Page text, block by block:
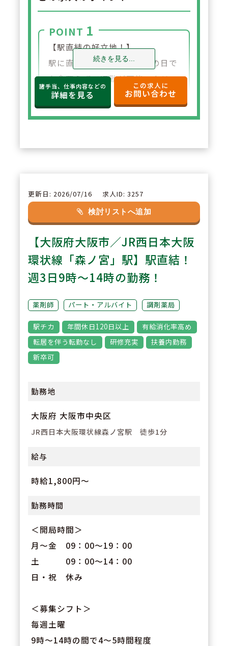
POINT 1
【駅直結の好立地！】
駅に直結しているので、雨の日で
も傘要らずで通勤が可能。クリニ
ック5診からの処方箋を中心に幅
広い処方を経験することも可能で
心して働ける環境。】
電子薬歴、軟膏練り機、全自動分
割分包機（2円盤型）、監査シス
テム、薬袋発行機、２次元処方箋
入力などの設備導入あり。薬剤師
が安心して働ける環境作りも推進
POINT3
福利厚生や職場環境の充実に力を
いれております。通勤1時間以上
ん。また有給休暇が取得しやすく
ランスが取りやすいです。
続きを見る...
諸手当、仕事内容などの
詳細を見る
この求人に
お問い合わせ
更新日: 2026/07/16 求人ID: 3257
検討リストへ追加
【大阪府大阪市／JR西日本大阪
環状線「森ノ宮」駅】駅直結！
週3日9時～14時の勤務！
薬剤師 パート・アルバイト 調剤薬局
駅チカ 年間休日120日以上
有給消化率高め
転居を伴う転勤なし
研修充実
扶養内勤務
新卒可
勤務地
大阪府 大阪市中央区
JR西日本大阪環状線森ノ宮駅 徒歩1分
給与
時給1,800円～
勤務時間
＜開局時間＞
月～金 09：00～19：00
土 09：00～14：00
日・祝 休み
＜募集シフト＞
毎週土曜
9時～14時の間で4～5時間程度